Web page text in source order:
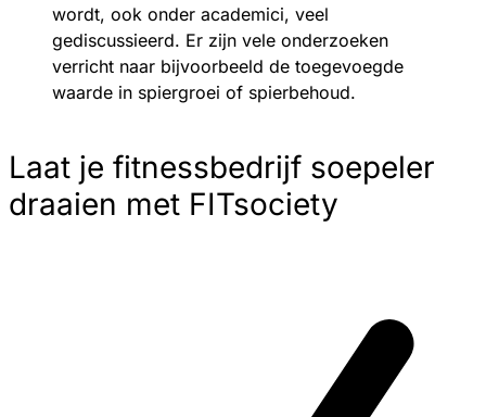
wordt, ook onder academici, veel
gediscussieerd. Er zijn vele onderzoeken
verricht naar bijvoorbeeld de toegevoegde
waarde in spiergroei of spierbehoud.
Laat je fitnessbedrijf soepeler
draaien met FITsociety